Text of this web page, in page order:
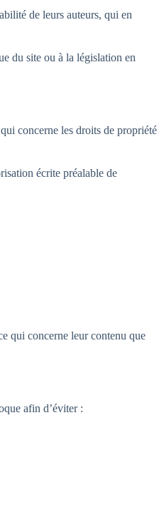
de leurs auteurs, qui en
du site ou à la législation en
concerne les droits de propriété
écrite préalable de
qui concerne leur contenu que
afin d’éviter :